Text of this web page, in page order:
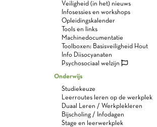
Veiligheid (in het) nieuws
Infosessies en workshops
Opleidingskalender
Tools en links
Machinedocumentatie
Toolboxen: Basisveiligheid Hout
Info Diisocyanaten
Psychosociaal welzijn
Onderwijs
Studiekeuze
Leerroutes leren op de werkplek
Duaal Leren / Werkplekleren
Bijscholing / Infodagen
Stage en leerwerkplek